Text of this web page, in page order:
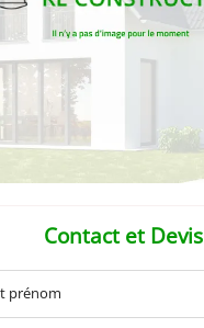
INSCRIPTION
Contact et Devis
prénom